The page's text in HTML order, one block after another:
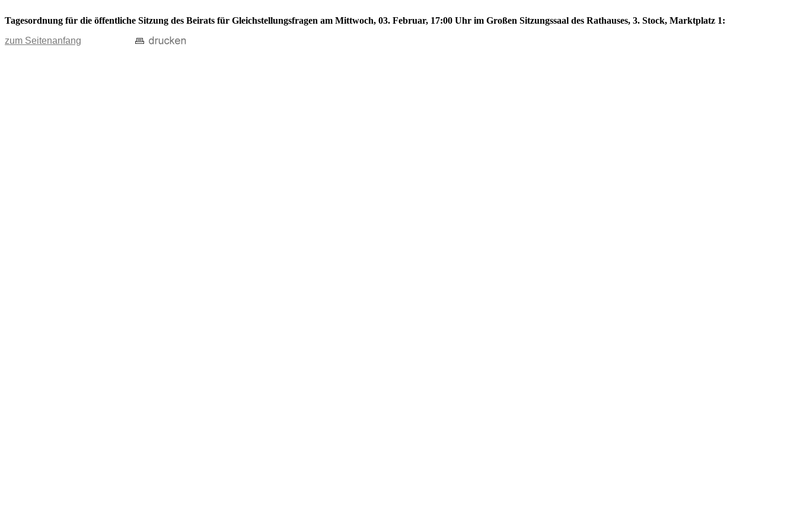
Tagesordnung für die öffentliche Sitzung des Beirats für Gleichstellungsfragen am Mittwoch, 03. Februar, 17:00 Uhr im Großen Sitzungssaal des Rathauses, 3. Stock, Marktplatz 1:
zum Seitenanfang